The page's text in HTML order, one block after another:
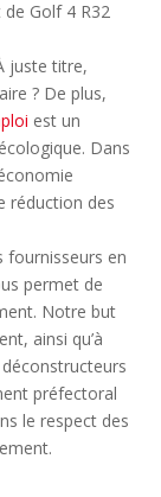
Golf 4 R32
juste titre,
? De plus,
est un
Dans
réduction des
fournisseurs en
permet de
Notre but
ainsi qu’à
préfectoral
le respect des